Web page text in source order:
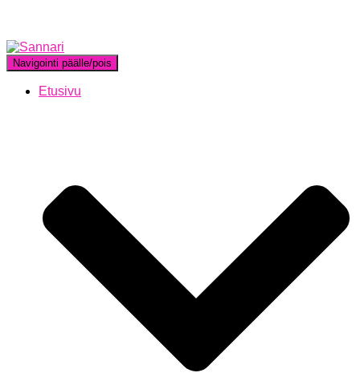
Navigointi päälle/pois
Etusivu